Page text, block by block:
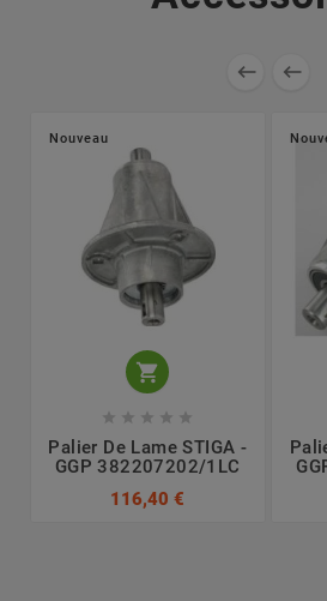
 
Nouveau

    
Palier De Lame STIGA -
GGP 382207202/1LC
116,40 €